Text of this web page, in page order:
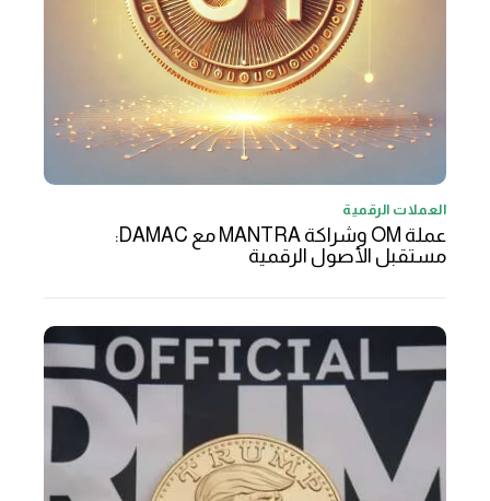
العملات الرقمية
عملة OM وشراكة MANTRA مع DAMAC:
مستقبل الأصول الرقمية